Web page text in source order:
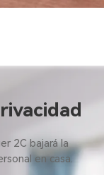
2C bajará la
en casa.